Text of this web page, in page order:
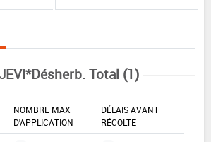
JEVI*Désherb. Total (1)
NOMBRE MAX
D'APPLICATION
DÉLAIS AVANT
RÉCOLTE